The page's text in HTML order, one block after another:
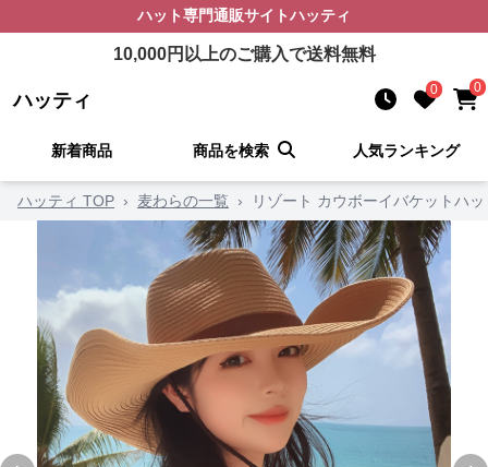
ハット専門通販サイトハッティ
10,000円以上のご購入で送料無料
ハッティ 0 0
新着商品 商品を検索 人気ランキング
ハッティ TOP › 麦わらの一覧 › リゾート カウボーイバケットハ